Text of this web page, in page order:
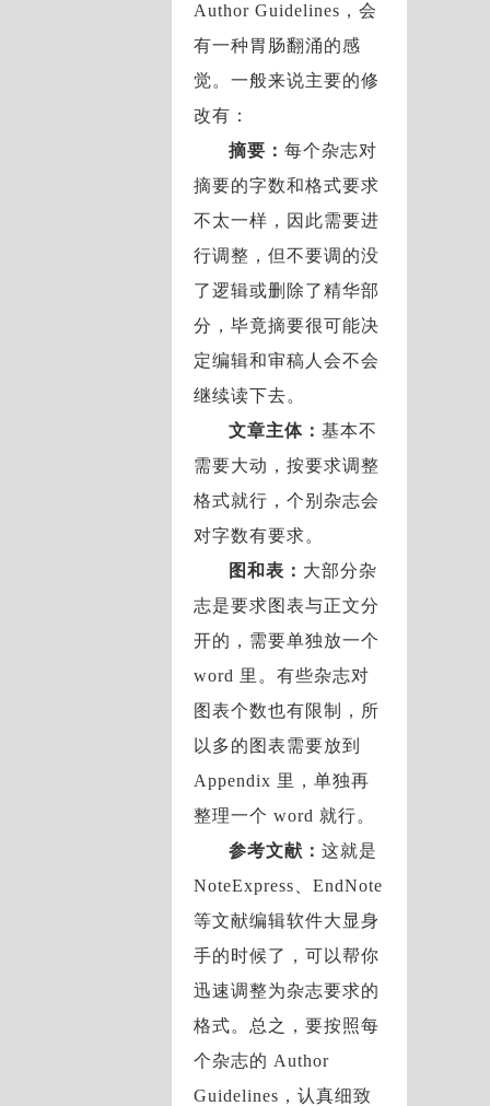
Author Guidelines，会
有一种胃肠翻涌的感
觉。一般来说主要的修
改有：
摘要：每个杂志对
摘要的字数和格式要求
不太一样，因此需要进
行调整，但不要调的没
了逻辑或删除了精华部
分，毕竟摘要很可能决
定编辑和审稿人会不会
继续读下去。
文章主体：基本不
需要大动，按要求调整
格式就行，个别杂志会
对字数有要求。
图和表： 大部分杂
志是要求图表与正文分
开的，需要单独放一个
word 里。有些杂志对
图表个数也有限制，所
以多的图表需要放到
Appendix 里，单独再
整理一个 word 就行。
参考文献：这就是
NoteExpress、EndNote
等文献编辑软件大显身
手的时候了，可以帮你
迅速调整为杂志要求的
格式。总之，要按照每
个杂志的 Author
Guidelines，认真细致